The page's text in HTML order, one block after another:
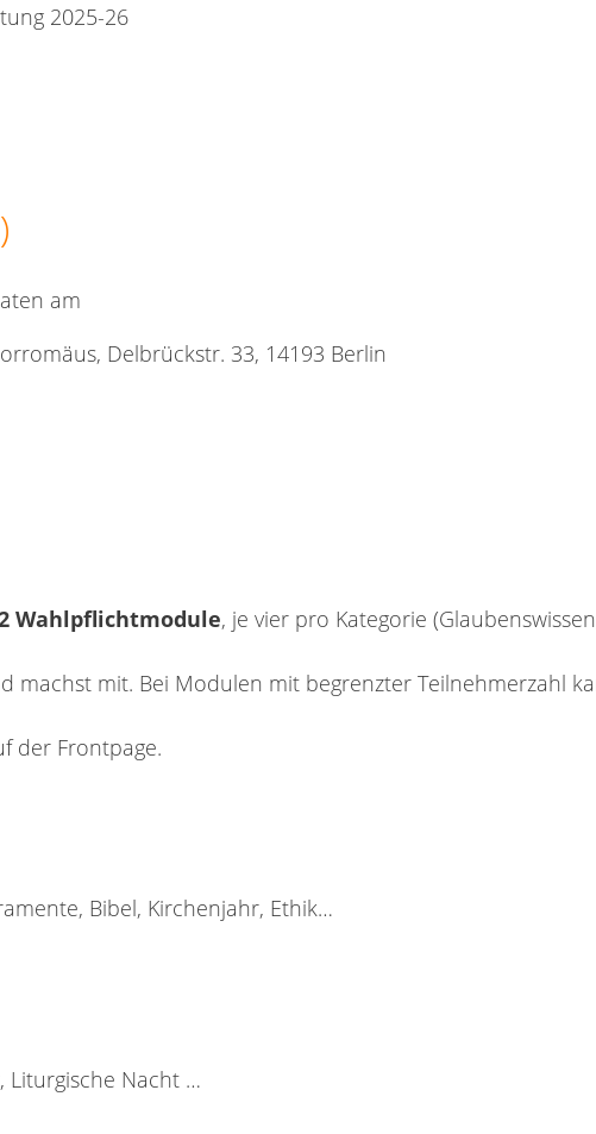
2025-26
am
Delbrückstr. 33, 14193 Berlin
Wahlpflichtmodule, je vier pro Kategorie
machst mit. Bei Modulen mit begrenzter Teilnehmerzahl
der Frontpage.
Bibel, Kirchenjahr, Ethik…
Liturgische Nacht …